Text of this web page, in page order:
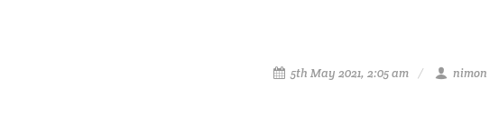
5th May 2021, 2:05 am nimon